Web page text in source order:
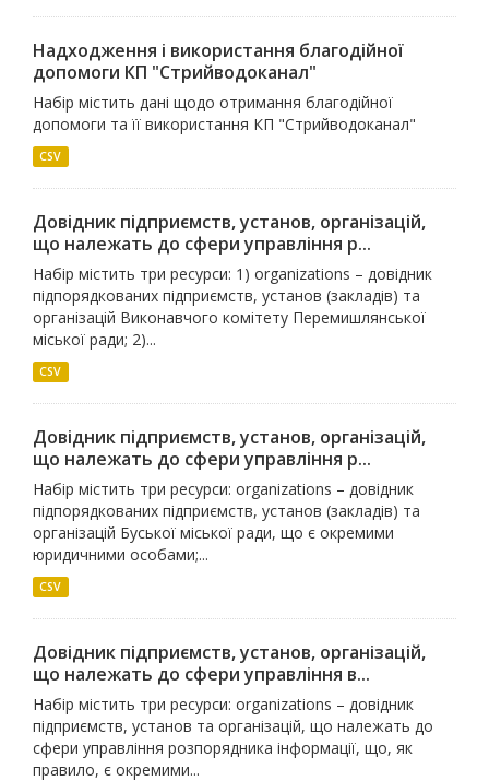
Надходження і використання благодійної
допомоги КП "Стрийводоканал"
Набір містить дані щодо отримання благодійної
допомоги та її використання КП "Стрийводоканал"
CSV
Довідник підприємств, установ, організацій,
що належать до сфери управління р...
Набір містить три ресурси: 1) organizations – довідник
підпорядкованих підприємств, установ (закладів) та
організацій Виконавчого комітету Перемишлянської
міської ради; 2)...
CSV
Довідник підприємств, установ, організацій,
що належать до сфери управління р...
Набір містить три ресурси: organizations – довідник
підпорядкованих підприємств, установ (закладів) та
організацій Буської міської ради, що є окремими
юридичними особами;...
CSV
Довідник підприємств, установ, організацій,
що належать до сфери управління в...
Набір містить три ресурси: organizations – довідник
підприємств, установ та організацій, що належать до
сфери управління розпорядника інформації, що, як
правило, є окремими...